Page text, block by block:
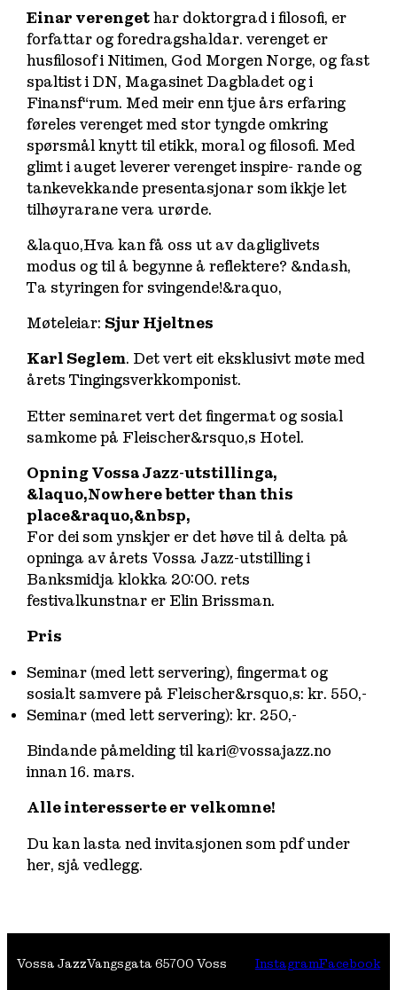
Einar verenget har doktorgrad i filosofi, er
forfattar og foredragshaldar. verenget er
husfilosof i Nitimen, God Morgen Norge, og fast
spaltist i DN, Magasinet Dagbladet og i
Finansf“rum. Med meir enn tjue års erfaring
føreles verenget med stor tyngde omkring
spørsmål knytt til etikk, moral og filosofi. Med
glimt i auget leverer verenget inspire- rande og
tankevekkande presentasjonar som ikkje let
tilhøyrarane vera urørde.
&laquo,Hva kan få oss ut av dagliglivets
modus og til å begynne å reflektere? &ndash,
Ta styringen for svingende!&raquo,
Møteleiar: Sjur Hjeltnes
Karl Seglem. Det vert eit eksklusivt møte med
årets Tingingsverkkomponist.
Etter seminaret vert det fingermat og sosial
samkome på Fleischer&rsquo,s Hotel.
Opning Vossa Jazz-utstillinga,
&laquo,Nowhere better than this
place&raquo,&nbsp,
For dei som ynskjer er det høve til å delta på
opninga av årets Vossa Jazz-utstilling i
Banksmidja klokka 20:00. rets
festivalkunstnar er Elin Brissman.
Pris
Seminar (med lett servering), fingermat og
sosialt samvere på Fleischer&rsquo,s: kr. 550,-
Seminar (med lett servering): kr. 250,-
Bindande påmelding til kari@vossajazz.no
innan 16. mars.
Alle interesserte er velkomne!
Du kan lasta ned invitasjonen som pdf under
her, sjå vedlegg.
Vossa JazzVangsgata 65700 Voss InstagramFacebook